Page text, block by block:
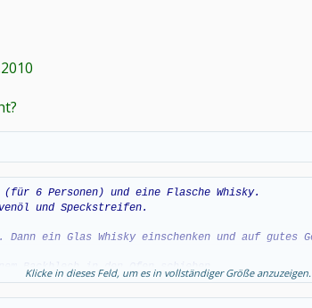
(für 6 Personen) und eine Flasche Whisky.
und Speckstreifen.
ein Glas Whisky einschenken und auf gutes
Backblech in den Ofen schieben.
Gläser Whisky ein und trinke wieder auf
Klicke in dieses Feld, um es in vollständiger Größe anzuzeigen.